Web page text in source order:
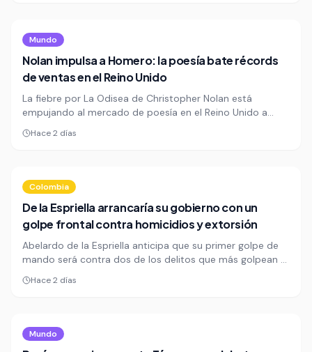
Mundo
Nolan impulsa a Homero: la poesía bate récords
de ventas en el Reino Unido
La fiebre por La Odisea de Christopher Nolan está
empujando al mercado de poesía en el Reino Unido a
niveles inéditos. En las primeras 30 semanas de 2026, el
sector ya supera las £8 millones, un salto de 13,3% frente
Hace 2 días
Colombia
De la Espriella arrancaría su gobierno con un
golpe frontal contra homicidios y extorsión
Abelardo de la Espriella anticipa que su primer golpe de
mando será contra dos de los delitos que más golpean a
las ciudades: homicidios y extorsión. La medida se
formalizaría por decreto apenas reciba la banda
Hace 2 días
Mundo